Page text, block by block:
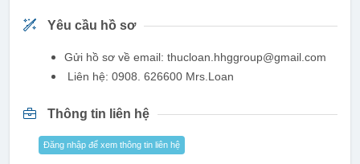
Yêu cầu hồ sơ
Gửi hồ sơ về email: thucloan.hhggroup@gmail.com
Liên hệ: 0908. 626600 Mrs.Loan
Thông tin liên hệ
Đăng nhập để xem thông tin liên hệ